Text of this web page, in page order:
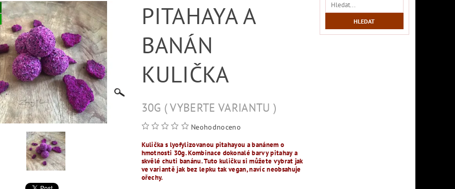
PITAHAYA A
BANÁN
KULIČKA
30G ( VYBERTE VARIANTU )
Neohodnoceno
Kulička s lyofylizovanou pitahayou a banánem o
hmotnosti 30g. Kombinace dokonalé barvy pitahay a
skvělé chuti banánu. Tuto kuličku si můžete vybrat jak
ve variantě jak bez lepku tak vegan, navíc neobsahuje
ořechy.